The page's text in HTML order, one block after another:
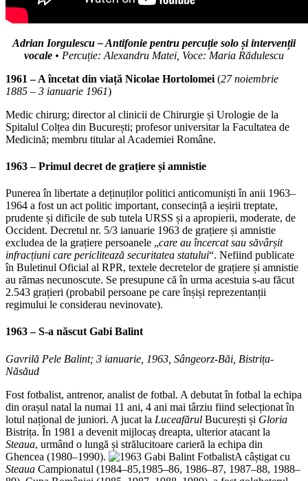
Adrian Iorgulescu – Antifonie pentru percuție solo și intervenții
vocale • Percuție: Alexandru Matei, Voce: Maria Rădulescu
1961 – A încetat din viață Nicolae Hortolomei (27 noiembrie
1885 – 3 ianuarie 1961)
Medic chirurg; director al clinicii de Chirurgie și Urologie de la
Spitalul Colțea din București; profesor universitar la Facultatea de
Medicină; membru titular al Academiei Române.
1963 – Primul decret de grațiere și amnistie
Punerea în libertate a deținuților politici anticomuniști în anii 1963–
1964 a fost un act politic important, consecință a ieșirii treptate,
prudente și dificile de sub tutela URSS și a apropierii, moderate, de
Occident. Decretul nr. 5/3 ianuarie 1963 de grațiere și amnistie
excludea de la grațiere persoanele „care au încercat sau săvârșit
infracțiuni care periclitează securitatea statului“. Nefiind publicate
în Buletinul Oficial al RPR, textele decretelor de grațiere și amnistie
au rămas necunoscute. Se presupune că în urma acestuia s-au făcut
2.543 grațieri (probabil persoane pe care înșiși reprezentanții
regimului le considerau nevinovate).
1963 – S-a născutGabi Balint
Gavrilă Pele Balint; 3 ianuarie, 1963, Sângeorz-Băi, Bistrița-
Năsăud
Fost fotbalist, antrenor, analist de fotbal. A debutat în fotbal la echipa
din orașul natal la numai 11 ani, 4 ani mai târziu fiind selecționat în
lotul național de juniori. A jucat la Luceafărul București și Gloria
Bistrița. În 1981 a devenit mijlocaș dreapta, ulterior atacant la
Steaua, urmând o lungă și strălucitoare carieră la echipa din
Ghencea (1980–1990).
A câștigat cu
Steaua Campionatul (1984–85,1985–86, 1986–87, 1987–88, 1988–